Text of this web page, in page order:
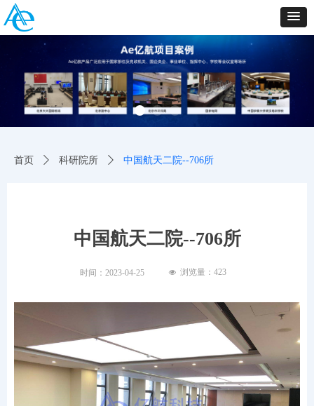
首页 ꄲ 科研院所 ꄲ 中国航天二院--706所
中国航天二院--706所
时间： 2023-04-25 넶 浏览量： 423